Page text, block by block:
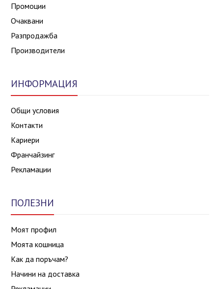
Промоции
Очаквани
Разпродажба
Производители
ИНФОРМАЦИЯ
Общи условия
Контакти
Кариери
Франчайзинг
Рекламации
ПОЛЕЗНИ
Моят профил
Моята кошница
Как да поръчам?
Начини на доставка